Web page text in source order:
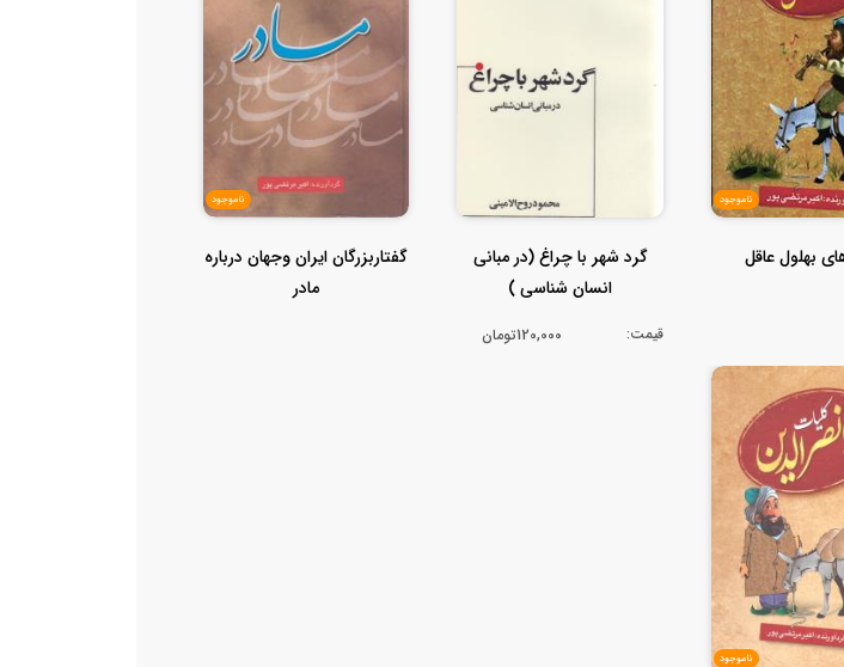
ناموجود
بهلول عاقل
گرد شهر با چراغ (در مبانی
انسان شناسی )
قیمت: 120,000تومان
ناموجود
گفتاربزرگان ایران وجهان درباره
مادر
ناموجود